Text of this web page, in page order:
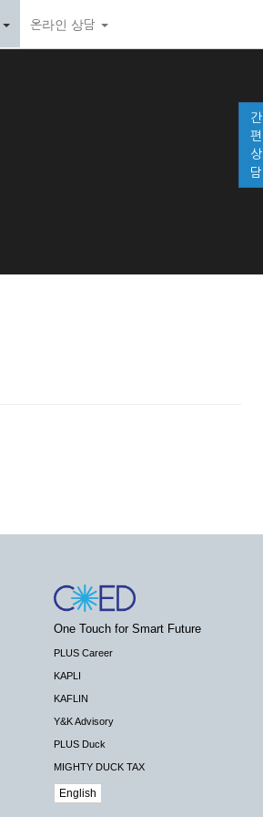
온라인 상담
간
편
상
담
One Touch for Smart Future
PLUS Career
KAPLI
KAFLIN
Y&K Advisory
PLUS Duck
MIGHTY DUCK TAX
English